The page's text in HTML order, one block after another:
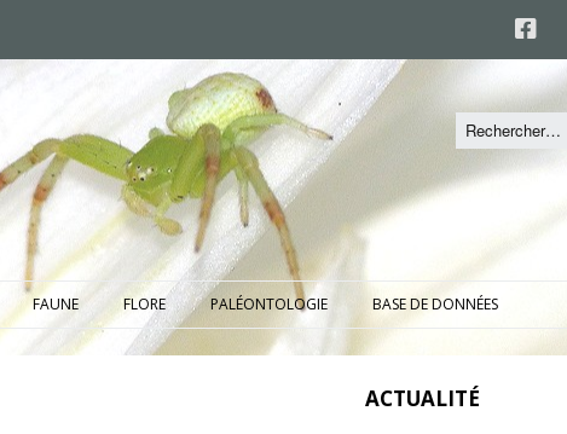
FAUNE FLORE PALÉONTOLOGIE BASE DE DONNÉES
ACTUALITÉ